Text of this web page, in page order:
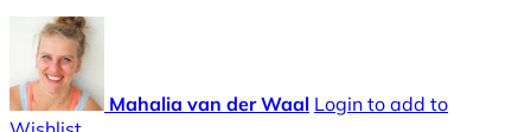
Mahalia van der Waal Login to add to